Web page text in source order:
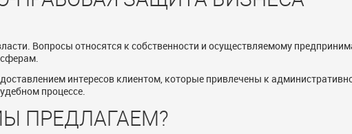
Вопросы относятся к собственности и осуществляемому
интересов клиентом, которые привлечены к
процессе.
ПРЕДЛАГАЕМ?